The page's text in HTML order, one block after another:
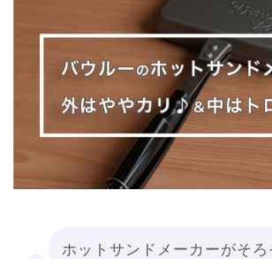
ホットサンドメーカーがそろ